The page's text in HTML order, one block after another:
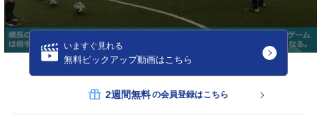
いますぐ見れる
無料ピックアップ動画はこちら
2週間無料の会員登録はこちら